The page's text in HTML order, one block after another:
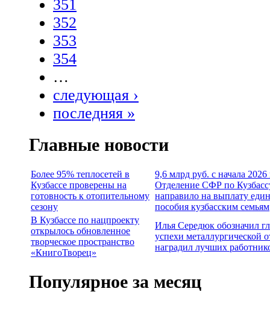
351
352
353
354
…
следующая ›
последняя »
Главные новости
Более 95% теплосетей в
Кузбассе проверены на
готовность к отопительному
сезону
9,6 млрд руб. с начала 2026
Отделение СФР по
направило на выплату
пособия кузбасским семьям
В Кузбассе по нацпроекту
открылось обновленное
творческое пространство
«КнигоТворец»
Илья Середюк обозначил
успехи металлургической
наградил лучших
Популярное за месяц